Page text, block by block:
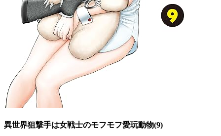
異世界狙撃手は女戦士のモフモフ愛玩動物(9)